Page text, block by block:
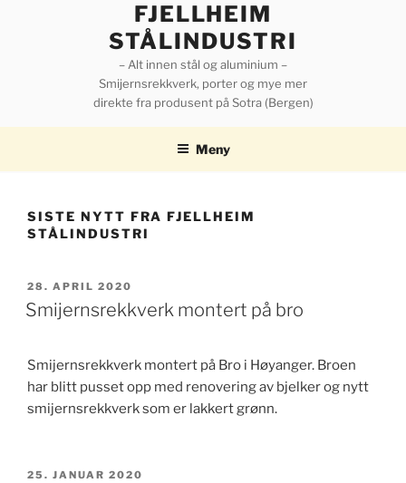
FJELLHEIM
STÅLINDUSTRI
– Alt innen stål og aluminium –
Smijernsrekkverk, porter og mye mer
direkte fra produsent på Sotra (Bergen)
Meny
SISTE NYTT FRA FJELLHEIM
STÅLINDUSTRI
PUBLISERT
28. APRIL 2020
Smijernsrekkverk montert på bro
Smijernsrekkverk montert på Bro i Høyanger. Broen
har blitt pusset opp med renovering av bjelker og nytt
smijernsrekkverk som er lakkert grønn.
PUBLISERT
25. JANUAR 2020